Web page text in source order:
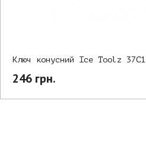
Ключ конусний Ice Toolz 37C1
246 грн.